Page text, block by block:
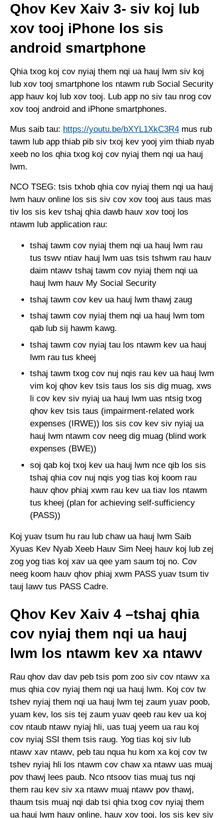
Qhov Kev Xaiv 3- siv koj lub
xov tooj iPhone los sis
android smartphone
Qhia txog koj cov nyiaj them nqi ua hauj lwm siv koj
lub xov tooj smartphone los ntawm rub Social Security
app hauv koj lub xov tooj. Lub app no siv tau nrog cov
xov tooj android and iPhone smartphones.
Mus saib tau: https://youtu.be/bXYL1XkC3R4 mus rub
tawm lub app thiab pib siv txoj kev yooj yim thiab nyab
xeeb no los qhia txog koj cov nyiaj them nqi ua hauj
lwm.
NCO TSEG: tsis txhob qhia cov nyiaj them nqi ua hauj
lwm hauv online los sis siv cov xov tooj aus taus mas
tiv los sis kev tshaj qhia dawb hauv xov tooj los
ntawm lub application rau:
tshaj tawm cov nyiaj them nqi ua hauj lwm rau
tus tswv ntiav hauj lwm uas tsis tshwm rau hauv
daim ntawv tshaj tawm cov nyiaj them nqi ua
hauj lwm hauv My Social Security
tshaj tawm cov kev ua hauj lwm thawj zaug
tshaj tawm cov nyiaj them nqi ua hauj lwm tom
qab lub sij hawm kawg.
tshaj tawm cov nyiaj tau los ntawm kev ua hauj
lwm rau tus kheej
tshaj tawm txog cov nuj nqis rau kev ua hauj lwm
vim koj qhov kev tsis taus los sis dig muag, xws
li cov kev siv nyiaj ua hauj lwm uas ntsig txog
qhov kev tsis taus (impairment-related work
expenses (IRWE)) los sis cov kev siv nyiaj ua
hauj lwm ntawm cov neeg dig muag (blind work
expenses (BWE))
soj qab koj txoj kev ua hauj lwm nce qib los sis
tshaj qhia cov nuj nqis yog tias koj koom rau
hauv qhov phiaj xwm rau kev ua tiav los ntawm
tus kheej (plan for achieving self-sufficiency
(PASS))
Koj yuav tsum hu rau lub chaw ua hauj lwm Saib
Xyuas Kev Nyab Xeeb Hauv Sim Neej hauv koj lub zej
zog yog tias koj xav ua qee yam saum toj no. Cov
neeg koom hauv qhov phiaj xwm PASS yuav tsum tiv
tauj lawv tus PASS Cadre.
Qhov Kev Xaiv 4 –tshaj qhia
cov nyiaj them nqi ua hauj
lwm los ntawm kev xa ntawv
Rau qhov dav dav peb tsis pom zoo siv cov ntawv xa
mus qhia cov nyiaj them nqi ua hauj lwm. Koj cov tw
tshev nyiaj them nqi ua hauj lwm tej zaum yuav poob,
yuam kev, los sis tej zaum yuav qeeb rau kev ua koj
cov ntaub ntawv nyiaj hli, uas tuaj yeem ua rau koj
cov nyiaj SSI them tsis raug. Yog tias koj siv lub
ntawv xav ntawv, peb tau nqua hu kom xa koj cov tw
tshev nyiaj hli los ntawm cov chaw xa ntawv uas muaj
pov thawj lees paub. Nco ntsoov tias muaj tus nqi
them rau kev siv xa ntawv muaj ntawv pov thawj,
thaum tsis muaj nqi dab tsi qhia txog cov nyiaj them
ua hauj lwm hauv online, hauv xov tooj, los sis kev siv